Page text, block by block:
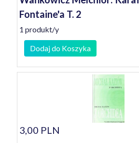
Fontaine'a T. 2
1 produkt/y
Dodaj do Koszyka
3,00 PLN